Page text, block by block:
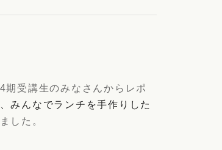
期受講生のみなさんからレポ
みんなでランチを手作りした
した。